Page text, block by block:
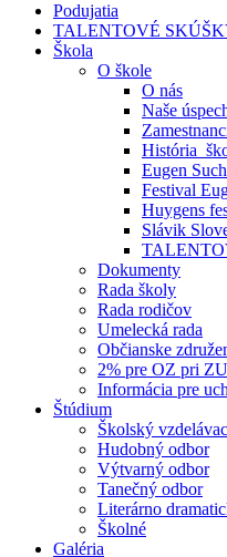
Podujatia
TALENTOVÉ
Škola
O škole
O nás
Naše
História
Eugen
Festival
Huygens
Slávik
Dokumenty
Rada školy
Rada rodičov
Umelecká rada
Občianske
2% pre OZ pri
Informácia pre
Štúdium
Školský
Hudobný odbor
Výtvarný odbor
Tanečný odbor
Literárno
Školné
Galéria